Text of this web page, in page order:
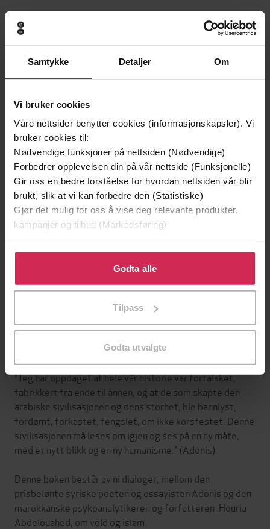
Samtykke Detaljer Om
Vi bruker cookies
Våre nettsider benytter cookies (informasjonskapsler). Vi
bruker cookies til:
Nødvendige funksjoner på nettsiden (Nødvendige)
Forbedrer opplevelsen din på vår nettside (Funksjonelle)
Gir oss en bedre forståelse for hvordan nettsiden vår blir
brukt, slik at vi kan forbedre den (Statistiske)
Gjør det mulig for oss å vise deg relevante produkter,
kampanjer og tilbud (Markedsføring)
Klikk på «Godta alle» for å gi oss ditt samtykke til å
bruke cookies for alle disse formålene. Du kan også
tilpasse ditt samtykke til spesifikke formål ved å klikke
Godta alle
Tilpass
Godta utvalgte
samtaler med Houria Abdelouahed
Houria Abdelouahed
(forfatter),Tom Lotherington (oversetter)
Forlag Solum
Utgitt 05.04.2016
Lengde 191sider
Sjanger Religion og livssyn,Biografier,Dokumentar
og fakta
Språk Bokmål
Format epub
ISBN 9788256018956
Om boken
"Jeg har oppdaget at hele vår historie var forfalsket,
fabrikkert fra ende til annen, og at de som skapte den
arabiske sivilisasjonen og dens storhet, ble bannlyst,
fordømt, forkastet, fengslet, om ikke korsfestet. Denne
sivilisasjonen må leses om igjen og ses på en ny måte,
med et nytt blikk og en ny humanisme." (Adonis)
Denne boken består av ni dialoger, mellom den
prisbelønte syriske poeten og essayisten Adonis og den
marokkanske psykoanalytikeren og forfatteren .Houria
Abdelouahed, om vold og islam.